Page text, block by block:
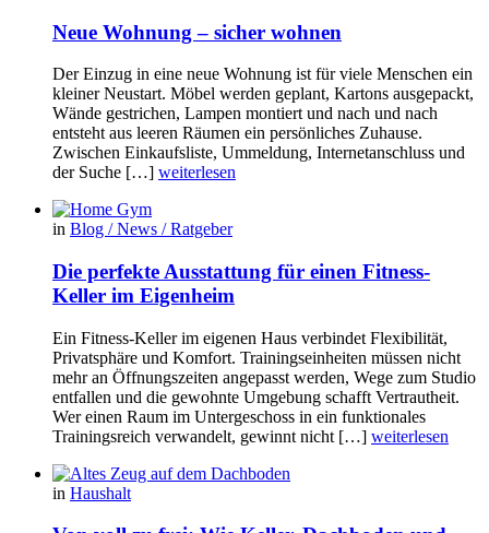
Neue Wohnung – sicher wohnen
Der Einzug in eine neue Wohnung ist für viele Menschen ein
kleiner Neustart. Möbel werden geplant, Kartons ausgepackt,
Wände gestrichen, Lampen montiert und nach und nach
entsteht aus leeren Räumen ein persönliches Zuhause.
Zwischen Einkaufsliste, Ummeldung, Internetanschluss und
der Suche […] weiterlesen
in Blog / News / Ratgeber
Die perfekte Ausstattung für einen Fitness-
Keller im Eigenheim
Ein Fitness-Keller im eigenen Haus verbindet Flexibilität,
Privatsphäre und Komfort. Trainingseinheiten müssen nicht
mehr an Öffnungszeiten angepasst werden, Wege zum Studio
entfallen und die gewohnte Umgebung schafft Vertrautheit.
Wer einen Raum im Untergeschoss in ein funktionales
Trainingsreich verwandelt, gewinnt nicht […] weiterlesen
in Haushalt